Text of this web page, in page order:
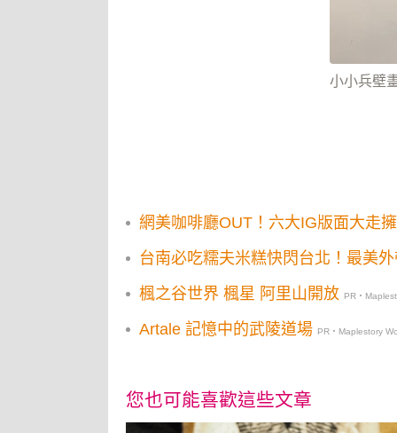
小小兵壁
網美咖啡廳OUT！六大IG版面大走
台南必吃糯夫米糕快閃台北！最美
楓之谷世界 楓星 阿里山開放 PR・
Artale 記憶中的武陵道場 PR・Maplestory
您也可能喜歡這些文章